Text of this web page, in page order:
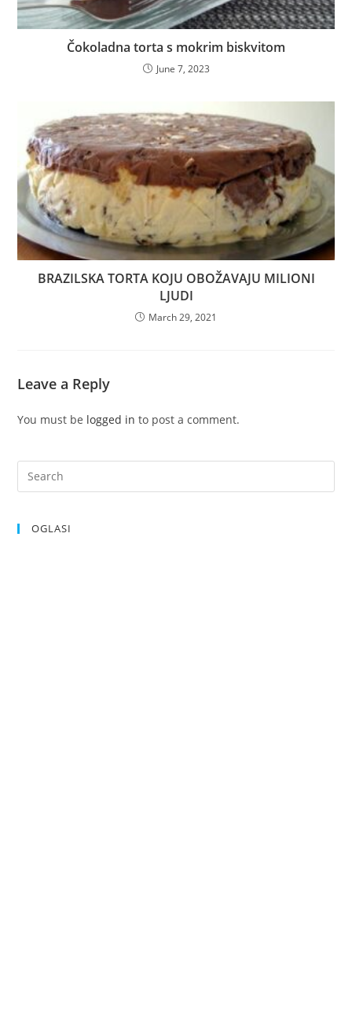
Čokoladna torta s mokrim biskvitom
June 7, 2023
BRAZILSKA TORTA KOJU OBOŽAVAJU MILIONI
LJUDI
March 29, 2021
Leave a Reply
You must be logged in to post a comment.
OGLASI